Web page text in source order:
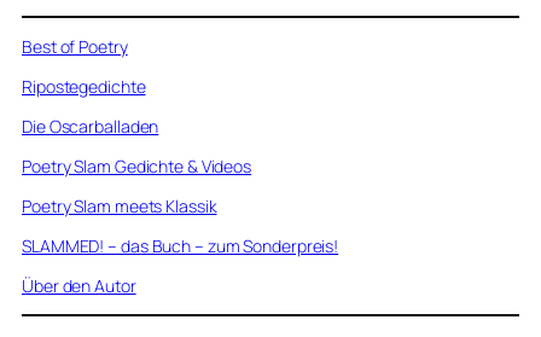
Best of Poetry
Ripostegedichte
Die Oscarballaden
Poetry Slam Gedichte & Videos
Poetry Slam meets Klassik
SLAMMED! – das Buch – zum Sonderpreis!
Über den Autor